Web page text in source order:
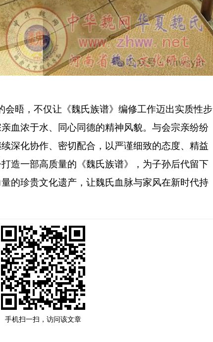
会晤，不仅让《魏氏族谱》编修工作迈出实质性步
血浓于水、同心同德的精神风貌。与会宗亲纷纷
深化协作、密切配合，以严谨细致的态度、精益
造一部高质量的《魏氏族谱》，为子孙后代留下
的珍贵文化遗产，让魏氏血脉与家风在新时代持
手机扫一扫，访问该文章